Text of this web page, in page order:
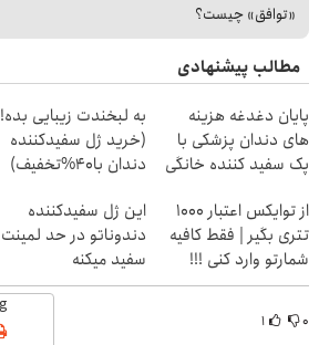
«توافق» چیست؟
مطالب پیشنهادی
پایان دغدغه هزینه
های دندان پزشکی با
پک سفید کننده خانگی
به لبخندت زیبایی بده!
(خرید ژل سفیدکننده
دندان با40%تخفیف)
از توایکس اعتبار ۱۰۰۰
تتری بگیر | فقط کافیه
شمارتو وارد کنی !!!
این ژل سفیدکننده
دندوناتو در حد لمینت
سفید میکنه
(40%تخفیف)
۰ ۱